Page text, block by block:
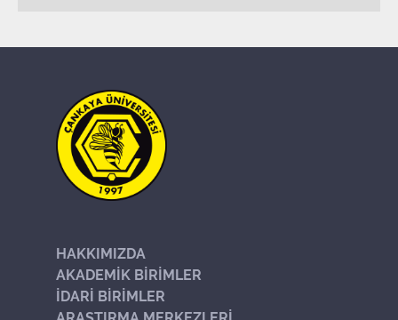
HAKKIMIZDA
AKADEMİK BİRİMLER
İDARİ BİRİMLER